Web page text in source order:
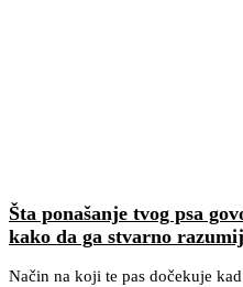
Šta ponašanje tvog psa
kako da ga stvarno
Način na koji te pas dočekuje